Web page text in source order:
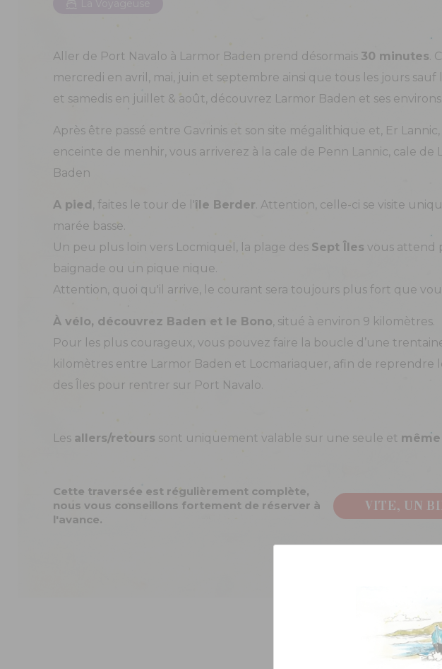
Aller de Port Navalo à Larmor Baden prend désormais 30 minutes.
mercredi en avril, mai, juin et septembre ainsi que tous les jours sauf
et samedis en juillet & août, découvrez Larmor Baden et ses environs.
Après être passé entre Gavrinis et son site mégalithique et, Er
enceinte de menhir, vous arriverez à la cale de Penn Lannic, cale de
Baden
A pied, faites le tour de l'île Berder. Attention, celle-ci se visite
marée basse.
Un peu plus loin vers Locmiquel, la plage des Sept Îles vous attend
baignade ou un pique nique.
Attention, quoi qu'il arrive, le courant sera toujours plus fort que
À vélo, découvrez Baden et le Bono, situé à environ 9 kilomètres.
Pour les plus courageux, vous pouvez faire la boucle d’une
kilomètres entre Larmor Baden et Locmariaquer, afin de reprendre
des Îles pour rentrer sur Port Navalo.
Les allers/retours sont uniquement valable sur une seule et
Cette traversée est régulièrement complète,
nous vous conseillons fortement de réserver à
l'avance.
VITE, UN